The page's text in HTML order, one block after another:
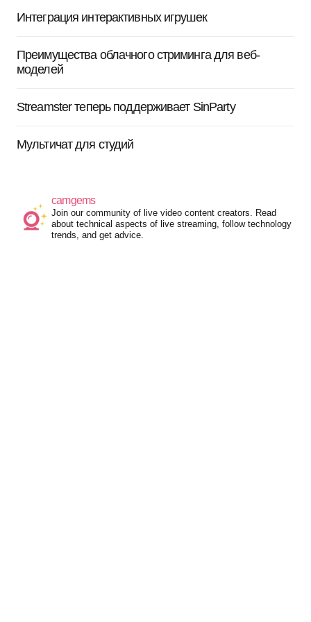
Интеграция интерактивных игрушек
Преимущества облачного стриминга для веб-
моделей
Streamster теперь поддерживает SinParty
Мультичат для студий
camgems
Join our community of live video content creators. Read
about technical aspects of live streaming, follow technology
trends, and get advice.